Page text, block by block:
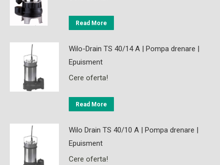
Read More
Wilo-Drain TS 40/14 A | Pompa drenare |
Epuisment
Cere oferta!
Read More
Wilo Drain TS 40/10 A | Pompa drenare |
Epuisment
Cere oferta!